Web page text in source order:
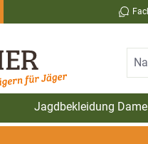
Jagdbekleidung